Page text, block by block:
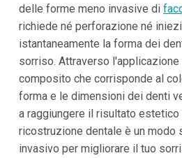
delle forme meno invasive di
richiede né perforazione né
istantaneamente la forma dei
sorriso. Attraverso
composito che corrisponde al
forma e le dimensioni dei denti
a raggiungere il risultato
ricostruzione dentale è un modo
invasivo per migliorare il tuo